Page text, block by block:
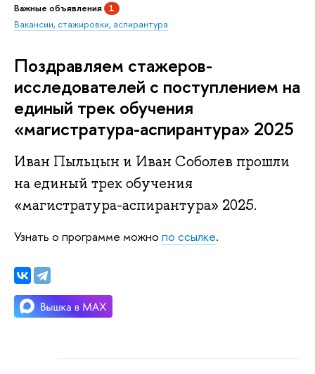
Важные объявления 1
Вакансии, стажировки, аспирантура
Поздравляем стажеров-
исследователей с поступлением на
единый трек обучения
«магистратура-аспирантура» 2025
Иван Пыльцын и Иван Соболев прошли
на единый трек обучения
«магистратура-аспирантура» 2025.
Узнать о программе можно по ссылке.